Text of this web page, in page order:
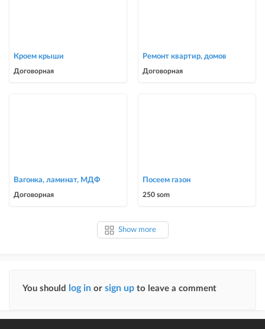
Кроем крыши
Договорная
Ремонт квартир, домов
Договорная
Вагонка, ламинат, МДФ
Договорная
Посеем газон
250 som
Show more
You should log in or sign up to leave a comment